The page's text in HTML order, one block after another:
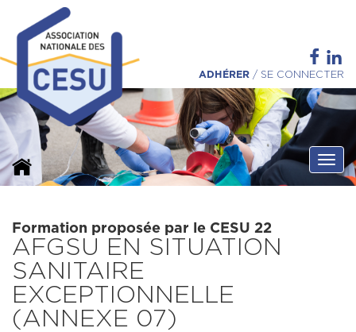
ADHÉRER / SE CONNECTER
Formation proposée par le CESU 22
AFGSU EN SITUATION
SANITAIRE
EXCEPTIONNELLE
(ANNEXE 07)